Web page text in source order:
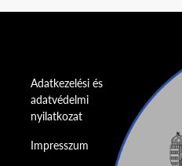
Adatkezelési és
adatvédelmi
nyilatkozat
Impresszum